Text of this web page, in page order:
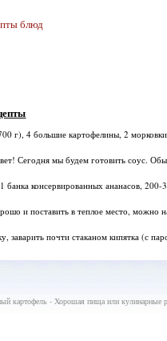
блюд
г), 4 большие картофелины, 2
Сегодня мы будем готовить соус.
банка консервированных ананасов,
и поставить в теплое место, можно
заварить почти стаканом кипятка (с
картофель - Хорошая пища или кулинарные